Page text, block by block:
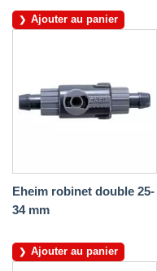
Ajouter au panier
Eheim robinet double 25-
34 mm
Ajouter au panier